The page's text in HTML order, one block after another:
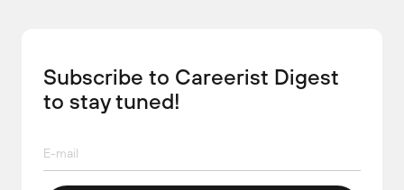
Subscribe to Careerist Digest
to stay tuned!